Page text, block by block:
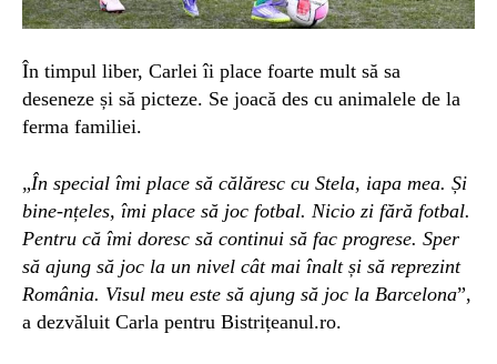
În timpul liber, Carlei îi place foarte mult să sa
deseneze și să picteze. Se joacă des cu animalele de la
ferma familiei.
„În special îmi place să călăresc cu Stela, iapa mea. Și
bine-nțeles, îmi place să joc fotbal. Nicio zi fără fotbal.
Pentru că îmi doresc să continui să fac progrese. Sper
să ajung să joc la un nivel cât mai înalt și să reprezint
România. Visul meu este să ajung să joc la Barcelona”,
a dezvăluit Carla pentru Bistrițeanul.ro.